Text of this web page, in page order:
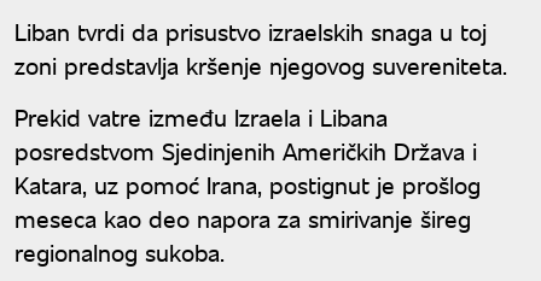
Liban tvrdi da prisustvo izraelskih snaga u toj
zoni predstavlja kršenje njegovog suvereniteta.
Prekid vatre između Izraela i Libana
posredstvom Sjedinjenih Američkih Država i
Katara, uz pomoć Irana, postignut je prošlog
meseca kao deo napora za smirivanje šireg
regionalnog sukoba.